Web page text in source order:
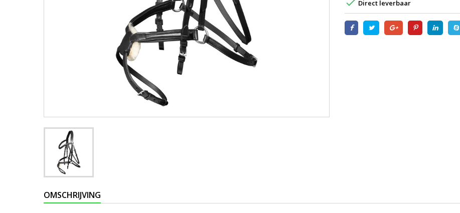
 Direct leverbaar
OMSCHRIJVING